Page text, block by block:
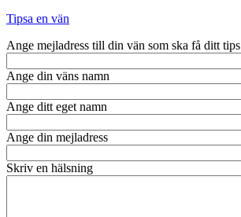
Tipsa en vän
Ange mejladress till din vän som ska få ditt tips
Ange din väns namn
Ange ditt eget namn
Ange din mejladress
Skriv en hälsning